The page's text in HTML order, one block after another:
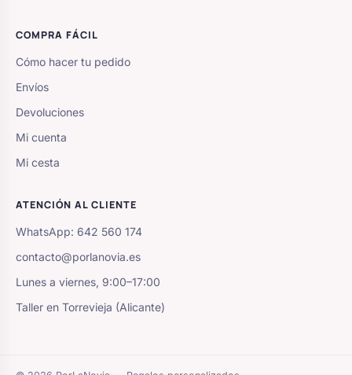
COMPRA FÁCIL
Cómo hacer tu pedido
Envíos
Devoluciones
Mi cuenta
Mi cesta
ATENCIÓN AL CLIENTE
WhatsApp: 642 560 174
contacto@porlanovia.es
Lunes a viernes, 9:00–17:00
Taller en Torrevieja (Alicante)